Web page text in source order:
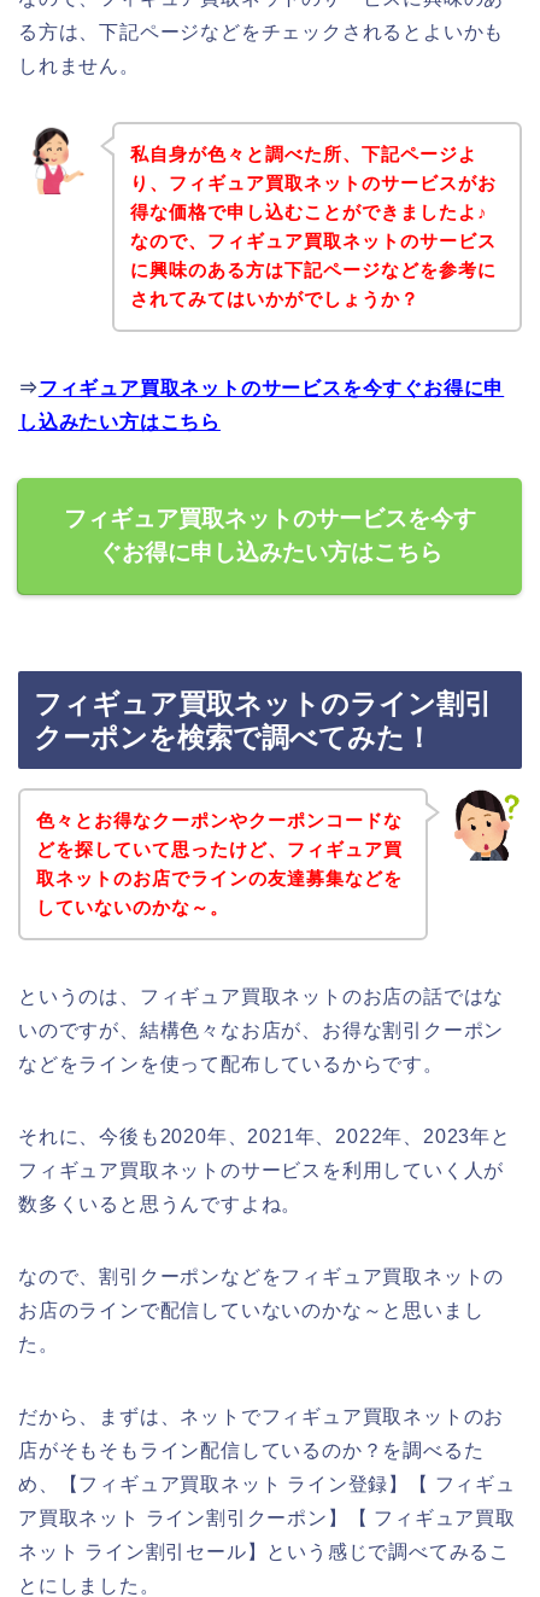
る方は、下記ページなどをチェックされるとよいかも
しれません。
私自身が色々と調べた所、下記ページよ
り、フィギュア買取ネットのサービスがお
得な価格で申し込むことができましたよ♪
なので、フィギュア買取ネットのサービス
に興味のある方は下記ページなどを参考に
されてみてはいかがでしょうか？
⇒フィギュア買取ネットのサービスを今すぐお得に申
し込みたい方はこちら
フィギュア買取ネットのサービスを今す
ぐお得に申し込みたい方はこちら
フィギュア買取ネットのライン割引
クーポンを検索で調べてみた！
色々とお得なクーポンやクーポンコードな
どを探していて思ったけど、フィギュア買
取ネットのお店でラインの友達募集などを
していないのかな～。
というのは、フィギュア買取ネットのお店の話ではな
いのですが、結構色々なお店が、お得な割引クーポン
などをラインを使って配布しているからです。
それに、今後も2020年、2021年、2022年、2023年と
フィギュア買取ネットのサービスを利用していく人が
数多くいると思うんですよね。
なので、割引クーポンなどをフィギュア買取ネットの
お店のラインで配信していないのかな～と思いまし
た。
だから、まずは、ネットでフィギュア買取ネットのお
店がそもそもライン配信しているのか？を調べるた
め、【フィギュア買取ネット ライン登録】【 フィギュ
ア買取ネット ライン割引クーポン】【 フィギュア買取
ネット ライン割引セール】という感じで調べてみるこ
とにしました。